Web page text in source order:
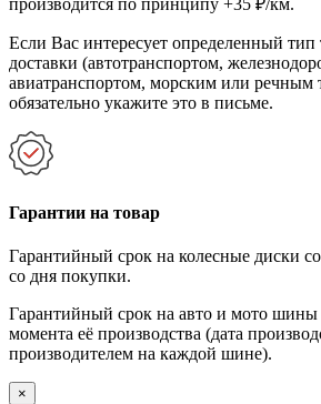
Если Вас интересует определенный тип
доставки (автотранспортом,
авиатранспортом, морским или речным
обязательно укажите это в письме.
Гарантии на товар
Гарантийный срок на колесные диски
со дня покупки.
Гарантийный срок на авто и мото шины
момента её производства (дата
производителем на каждой шине).
×